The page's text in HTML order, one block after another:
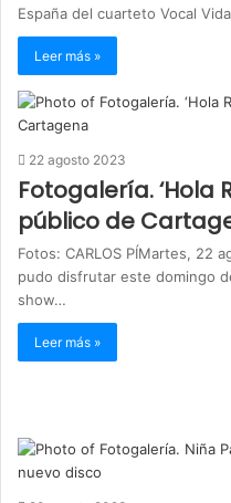
España del cuarteto Vocal
Leer más »
22 agosto 2023
Fotogalería. ‘Hola
público de
Fotos: CARLOS PÍMartes, 22
pudo disfrutar este domingo
show…
Leer más »